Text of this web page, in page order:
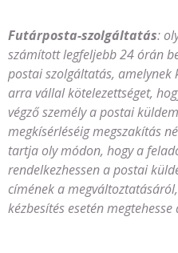
Futárposta-szolgáltatás:
számított legfeljebb 24 órán
postai szolgáltatás,
arra vállal kötelezettséget,
végző személy a postai
megkísérléséig megszakítás
tartja oly módon, hogy a
rendelkezhessen a postai
címének a
kézbesítés esetén